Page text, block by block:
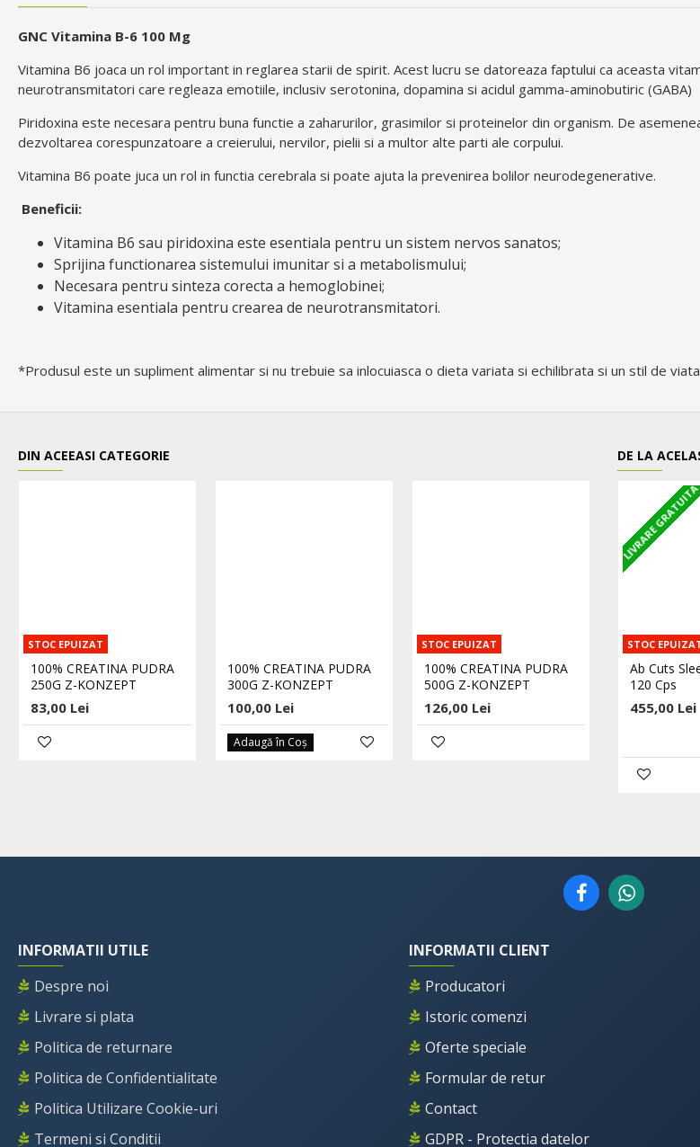
GNC Vitamina B-6 100 Mg
Vitamina B6 joaca un rol important in reglarea starii de spirit. Acest lucru se datoreaza faptului ca aceasta
neurotransmitatori care regleaza emotiile, inclusiv serotonina, dopamina si acidul gamma-aminobutiric (GABA)
Piridoxina este necesara pentru buna functie a zaharurilor, grasimilor si proteinelor din organism. De
dezvoltarea corespunzatoare a creierului, nervilor, pielii si a multor alte parti ale corpului.
Vitamina B6 poate juca un rol in functia cerebrala si poate ajuta la prevenirea bolilor neurodegenerative.
Beneficii:
Vitamina B6 sau piridoxina este esentiala pentru un sistem nervos sanatos;
Sprijina functionarea sistemului imunitar si a metabolismului;
Necesara pentru sinteza corecta a hemoglobinei;
Vitamina esentiala pentru crearea de neurotransmitatori.
*Produsul este un supliment alimentar si nu trebuie sa inlocuiasca o dieta variata si echilibrata si un stil de
DIN ACEEASI CATEGORIE
STOC EPUIZAT
100% CREATINA PUDRA
250G Z-KONZEPT
83,00 Lei
100% CREATINA PUDRA
300G Z-KONZEPT
100,00 Lei
Adaugă în Coş
STOC EPUIZAT
100% CREATINA PUDRA
500G Z-KONZEPT
126,00 Lei
STOC EPUIZAT
100% L-
PUDRA -
173,00 Lei
DE LA
LIVRARE GRATUITA
STOC
Ab Cuts
120 Cps
455,00 Lei
INFORMATII UTILE
Despre noi
Livrare si plata
Politica de returnare
Politica de Confidentialitate
Politica Utilizare Cookie-uri
Termeni si Conditii
INFORMATII CLIENT
Producatori
Istoric comenzi
Oferte speciale
Formular de retur
Contact
GDPR - Protectia datelor